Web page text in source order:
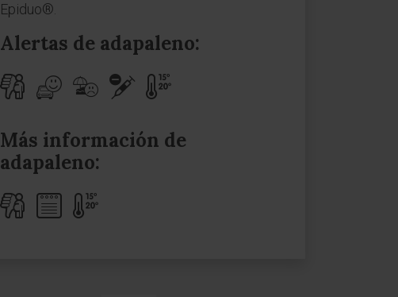
Epiduo®.
Alertas de adapaleno:
Más información de
adapaleno: